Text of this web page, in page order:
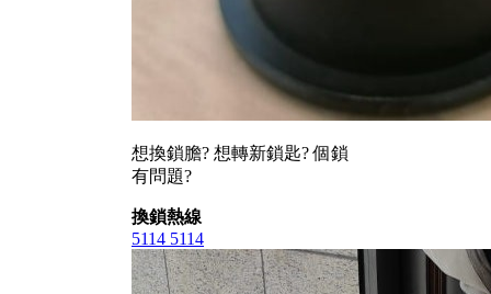
想換鎖膽? 想轉新鎖匙? 個鎖
有問題?
換鎖熱線
5114 5114